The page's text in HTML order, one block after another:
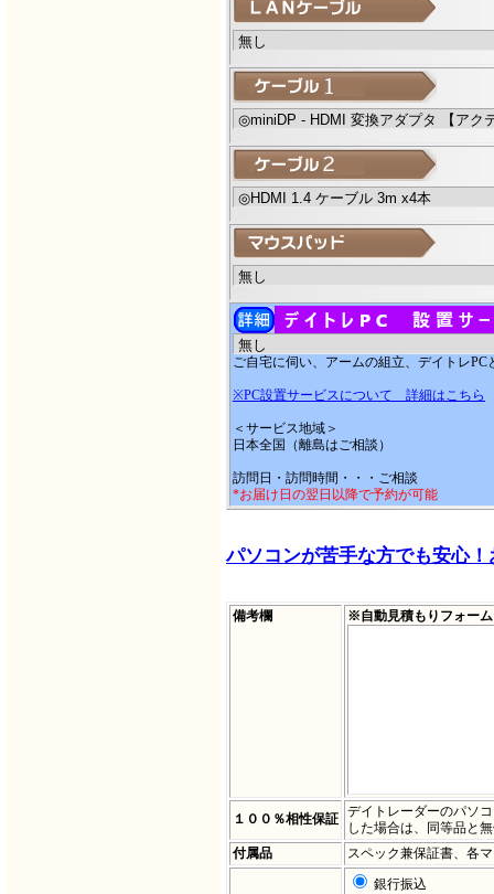
ご自宅に伺い、アームの組立、デイトレ
※PC設置サービスについて 詳細はこちら
＜サービス地域＞
日本全国（離島はご相談）
訪問日・訪問時間・・・ご相談
*お届け日の翌日以降で予約が可能
パソコンが苦手な方でも安心
備考欄 ※自動見積もりフォー
１００％相性保証 デイトレーダーのパソ
した場合は、同等品と
付属品
スペック兼保証書、各
銀行振込